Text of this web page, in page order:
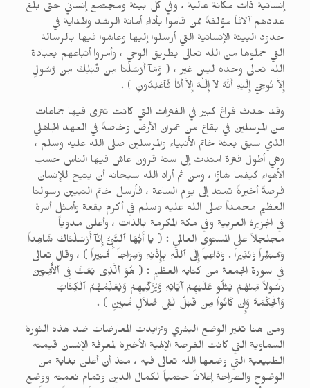
إنسانية ذات مكانة عالية ، وفي كل بيئة ومجتمع إنساني حتى بلغ
عددهم آلافاً مؤلفةً ممن قاموا بأداء أمانة الرشد والهداية في
حدود البيئة الإنسانية التي أرسلوا إليها وعاشوا فيها بالرسالة
التي حملوها من الله تعالى بطريق الوحي ، وأمروا أتباعهم بعبادة
الله تعالى وحده ليس غير ، ( وَمَآ أَرْسَلْنَا مِن قَبْلِكَ مِن رَّسُولٍ
إِلاَّ نُوحِيۤ إِلَيْهِ أَنَّهُ لاۤ إِلَـٰهَ إِلاَّ أَنَاْ فَٱعْبُدُونِ ) .
وقد حدث فراغ كبير في الفترات التي كانت تترى فيها جماعات
من المرسلين في بقاع من عمران الأرض وخاصةً في العهد الجاهلي
الذي سبق بعثة خاتم الأنبياء والمرسلين صلى الله عليه وسلم ،
وهي أطول فترة امتدت إلى ستة قرون عاش فيها الناس حسب
الأهواء كيفما شاؤا ، ومن ثم أراد الله سبحانه أن يتيح للإنسان
فرصةً أخيرةً تمتد إلى يوم الساعة ، فأرسل خاتم النبيين رسولنا
العظيم محمداً صلى الله عليه وسلم في أكرم بقعة وأمثل أسرة
في الجزيرة العربية وفي مكة المكرمة بالذات ، وأعلن مدوياً
مجلجلاً على المستوى العالمي : ( يا أَيُّهَا ٱلنَّبِىُّ إِنَّآ أَرْسَلْنَاكَ شَاهِداً
وَمُبَشِّراً وَنَذِيراً . وَدَاعِياً إِلَى ٱللَّهِ بِإِذْنِهِ وَسِرَاجاً مُّنِيراً ) ، وقال تعالى
في سورة الجمعة من كتابه العظيم : ( هُوَ ٱلَّذِى بَعَثَ فِى ٱلأُمِّيِّينَ
رَسُولاً مِّنْهُمْ يَتْلُو عَلَيْهِمْ آيَاتِهِ وَيُزَكِّيهِمْ وَيُعَلِّمُهُمُ ٱلْكِتَابَ
وَٱلْحِكْمَةَ وَإِن كَانُواْ مِن قَبْلُ لَفِى ضَلاَلٍ مُّبِينٍ ) .
ومن هنا تغير الوضع البشري وتزايدت المعارضات ضد هذه الثورة
السماوية التي كانت الفرصة الإلهية الأخيرة لمعرفة الإنسان قيمته
الطبيعية التي وضعها الله تعالى فيه ، منذ أن أعلن بغاية من
الوضوح والصراحة إعلاناً حتمياً لكمال الدين وتمام نعمته ووضع